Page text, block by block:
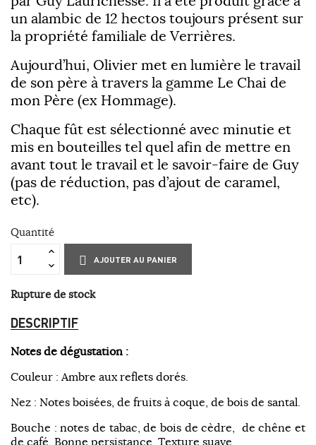
un alambic de 12 hectos toujours présent sur
la propriété familiale de Verrières.
Aujourd’hui, Olivier met en lumière le travail
de son père à travers la gamme Le Chai de
mon Père (ex Hommage).
Chaque fût est sélectionné avec minutie et
mis en bouteilles tel quel afin de mettre en
avant tout le travail et le savoir-faire de Guy
(pas de réduction, pas d’ajout de caramel,
etc).
Quantité
AJOUTER AU PANIER
Rupture de stock
DESCRIPTIF
Notes de dégustation :
Couleur : Ambre aux reflets dorés.
Nez : Notes boisées, de fruits à coque, de bois de santal.
Bouche : notes de tabac, de bois de cèdre, de chêne et
de café. Bonne persistance. Texture suave.